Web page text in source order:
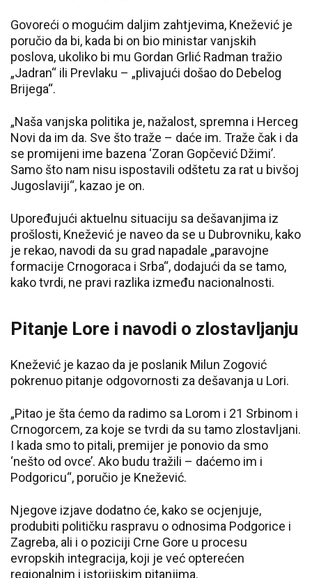
Govoreći o mogućim daljim zahtjevima, Knežević je
poručio da bi, kada bi on bio ministar vanjskih
poslova, ukoliko bi mu Gordan Grlić Radman tražio
„Jadran“ ili Prevlaku – „plivajući došao do Debelog
Brijega“.
„Naša vanjska politika je, nažalost, spremna i Herceg
Novi da im da. Sve što traže – daće im. Traže čak i da
se promijeni ime bazena ‘Zoran Gopčević Džimi’.
Samo što nam nisu ispostavili odštetu za rat u bivšoj
Jugoslaviji“, kazao je on.
Upoređujući aktuelnu situaciju sa dešavanjima iz
prošlosti, Knežević je naveo da se u Dubrovniku, kako
je rekao, navodi da su grad napadale „paravojne
formacije Crnogoraca i Srba“, dodajući da se tamo,
kako tvrdi, ne pravi razlika između nacionalnosti.
Pitanje Lore i navodi o zlostavljanju
Knežević je kazao da je poslanik Milun Zogović
pokrenuo pitanje odgovornosti za dešavanja u Lori.
„Pitao je šta ćemo da radimo sa Lorom i 21 Srbinom i
Crnogorcem, za koje se tvrdi da su tamo zlostavljani.
I kada smo to pitali, premijer je ponovio da smo
‘nešto od ovce’. Ako budu tražili – daćemo im i
Podgoricu“, poručio je Knežević.
Njegove izjave dodatno će, kako se ocjenjuje,
produbiti političku raspravu o odnosima Podgorice i
Zagreba, ali i o poziciji Crne Gore u procesu
evropskih integracija, koji je već opterećen
regionalnim i istorijskim pitanjima.